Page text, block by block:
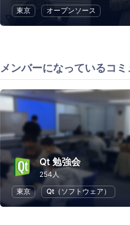
東京
オープンソース
メンバーになっているコミ
Qt 勉強会
254人
東京
Qt（ソフトウェア）